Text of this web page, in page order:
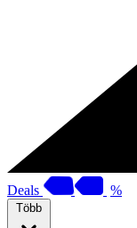
Deals %
Több